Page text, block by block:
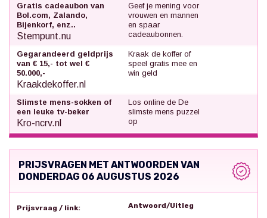
Gratis cadeaubon van
Bol.com, Zalando,
Bijenkorf, enz..
Stempunt.nu
Geef je mening voor
vrouwen en mannen
en spaar
cadeaubonnen.
Gegarandeerd geldprijs
van € 15,- tot wel €
50.000,-
Kraakdekoffer.nl
Kraak de koffer of
speel gratis mee en
win geld
Slimste mens-sokken of
een leuke tv-beker
Kro-ncrv.nl
Los online de De
slimste mens puzzel
op
PRIJSVRAGEN MET ANTWOORDEN VAN
DONDERDAG 06 AUGUSTUS 2026
Prijsvraag / link: Antwoord/Uitleg